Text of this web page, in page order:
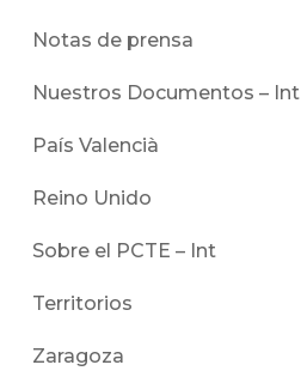
Notas de prensa
Nuestros Documentos – Int
País Valencià
Reino Unido
Sobre el PCTE – Int
Territorios
Zaragoza